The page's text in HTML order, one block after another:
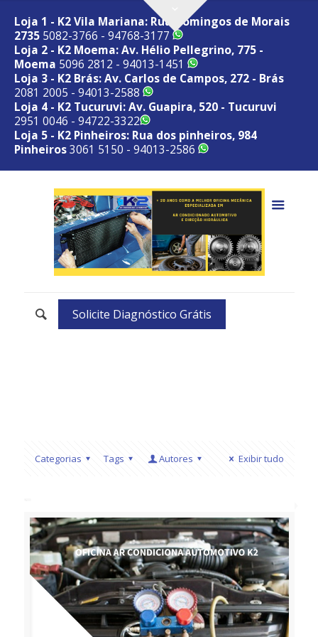
Loja 1 - K2 Vila Mariana: Rua Domingos de Morais
2735 5082-3766 - 94768-3177
Loja 2 - K2 Moema: Av. Hélio Pellegrino, 775 -
Moema 5096 2812 - 94013-1451
Loja 3 - K2 Brás: Av. Carlos de Campos, 272 - Brás
2081 2005 - 94013-2588
Loja 4 - K2 Tucuruvi: Av. Guapira, 520 - Tucuruvi
2951 0046 - 94722-3322
Loja 5 - K2 Pinheiros: Rua dos pinheiros, 984
Pinheiros3061 5150 - 94013-2586
Solicite Diagnóstico Grátis
Categorias Tags Autores Exibir tudo